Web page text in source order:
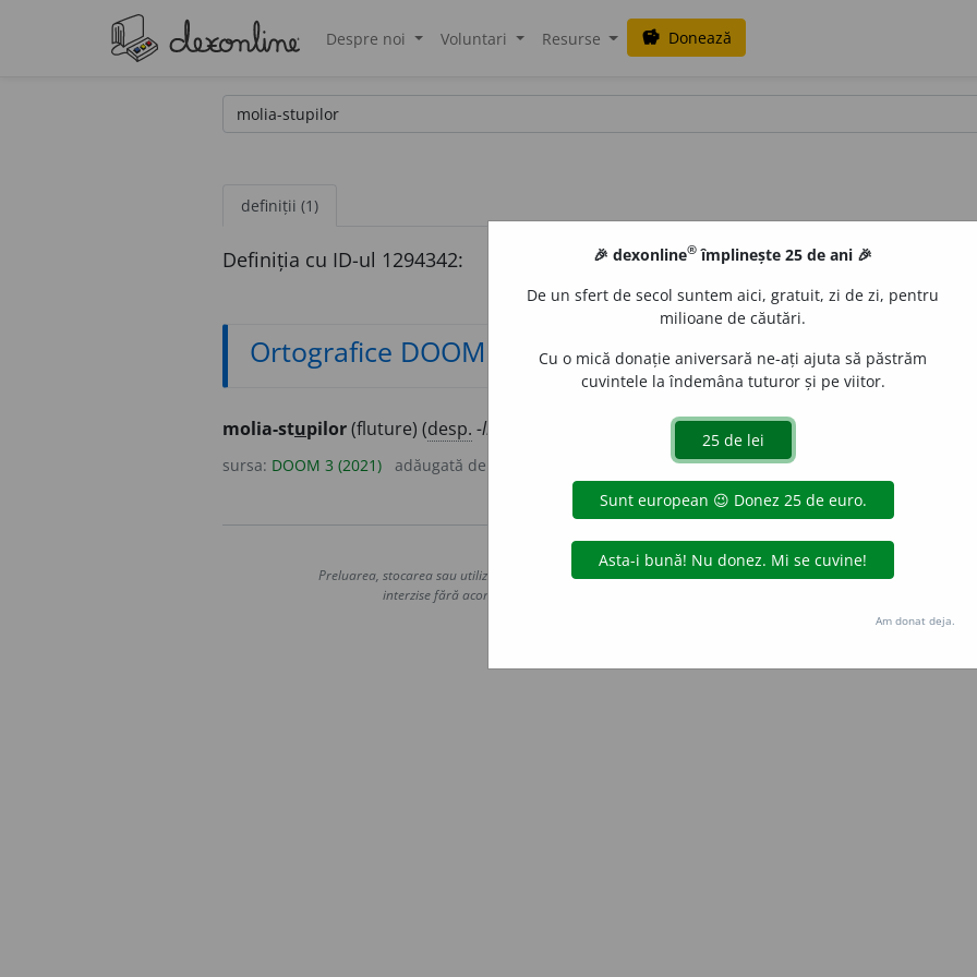
Despre noi Voluntari Resurse savings Donează
definiții (1)
Definiția cu ID-ul 1294342:
Ortografice DOOM
molia-stupilor(fluture) (desp. -li-a- moliei-stupilor(desp.
sursa: DOOM 3 (2021) adăugată de
Copyright © 2004-2026 dexonline (https://dexonline.ro)
Preluarea, stocarea sau utilizarea datelor de pe acest site, inclusiv prin orice metode de extragere automată
interzise fără acordul nostru prealabil scris, cu excepția seturilor de date oferite oficial spre utilizare
Hosterion
🎉 dexonline® împlinește 25 de ani 🎉
De un sfert de secol suntem aici, gratuit, zi de zi, pentru
milioane de căutări.
Cu o mică donație aniversară ne-ați ajuta să păstrăm
cuvintele la îndemâna tuturor și pe viitor.
Am donat deja.